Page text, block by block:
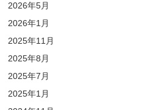
2026年5月
2026年1月
2025年11月
2025年8月
2025年7月
2025年1月